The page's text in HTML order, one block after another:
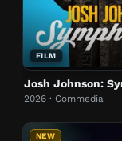
FILM
Josh Johnson:
2026 · Commedia
NEW